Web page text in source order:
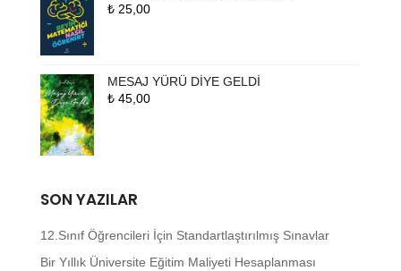
₺25,00
MESAJ YÜRÜ DİYE GELDİ
₺45,00
SON YAZILAR
12.Sınıf Öğrencileri İçin Standartlaştırılmış Sınavlar
Bir Yıllık Üniversite Eğitim Maliyeti Hesaplanması